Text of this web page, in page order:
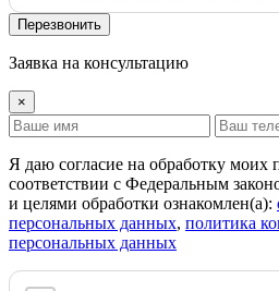
Перезвонить
Заявка на консультацию
×
Я даю согласие на обработку моих
соответствии с Федеральным
и целями обработки ознакомлен(а):
персональных данных, политика
персональных данных